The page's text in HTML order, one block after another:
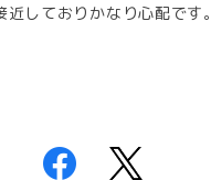
しておりかなり心配です。